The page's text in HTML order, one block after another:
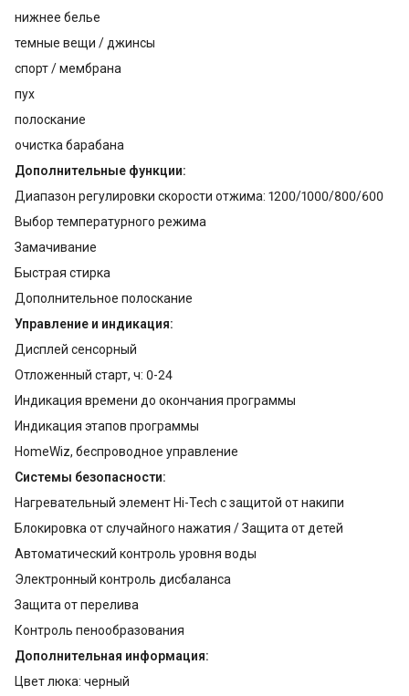
нижнее белье
темные вещи / джинсы
спорт / мембрана
пух
полоскание
очистка барабана
Дополнительные функции:
Диапазон регулировки скорости отжима: 1200/1000/800/600
Выбор температурного режима
Замачивание
Быстрая стирка
Дополнительное полоскание
Управление и индикация:
Дисплей сенсорный
Отложенный старт, ч: 0-24
Индикация времени до окончания программы
Индикация этапов программы
HomeWiz, беспроводное управление
Системы безопасности:
Нагревательный элемент Hi-Tech с защитой от накипи
Блокировка от случайного нажатия / Защита от детей
Автоматический контроль уровня воды
Электронный контроль дисбаланса
Защита от перелива
Контроль пенообразования
Дополнительная информация:
Цвет люка: черный